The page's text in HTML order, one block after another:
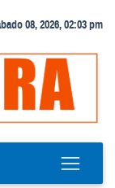
08, 2026, 02:03 pm